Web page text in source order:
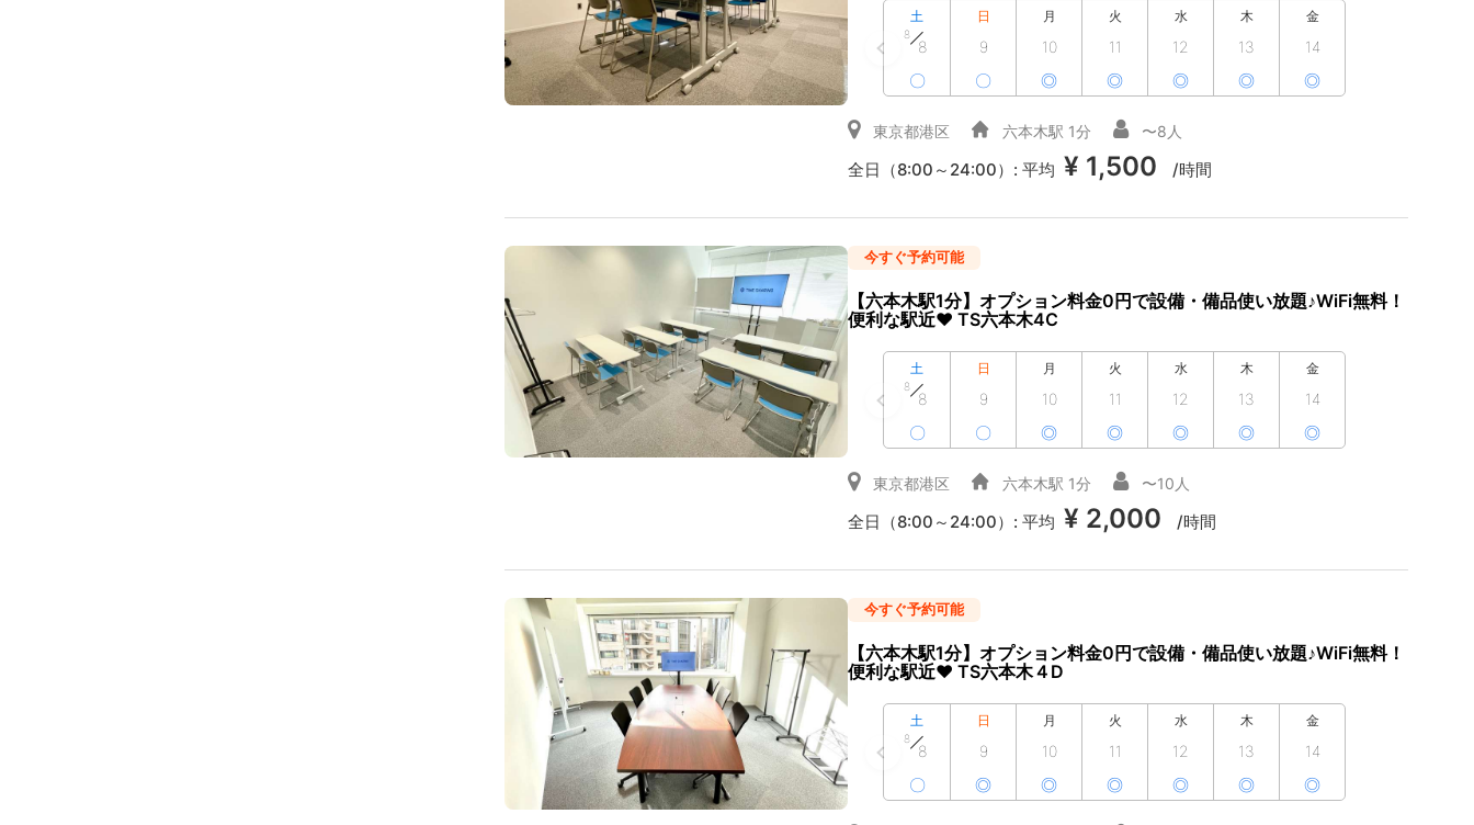
土
8
8
〇
日
9
〇
月
10
◎
火
11
◎
水
12
◎
木
13
◎
金
14
◎
東京都港区 六本木駅 1分 〜8人
全日（8:00～24:00）:平均 ¥ 1,500 /時間
今すぐ予約可能
【六本木駅1分】オプション料金0円で設備・備品使い放題♪WiFi無料！
便利な駅近♥ TS六本木4C
土
8
8
〇
日
9
〇
月
10
◎
火
11
◎
水
12
◎
木
13
◎
金
14
◎
東京都港区 六本木駅 1分 〜10人
全日（8:00～24:00）:平均 ¥ 2,000 /時間
今すぐ予約可能
【六本木駅1分】オプション料金0円で設備・備品使い放題♪WiFi無料！
便利な駅近♥ TS六本木４D
土
8
8
〇
日
9
◎
月
10
◎
火
11
◎
水
12
◎
木
13
◎
金
14
◎